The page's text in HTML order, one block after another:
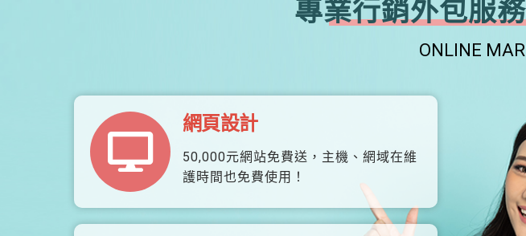
專業行銷外包服
ONLINE
網頁設計
50,000元網站免費送，主機、網域在維
護時間也免費使用！